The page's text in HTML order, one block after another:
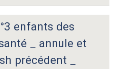
enfants des
_ annule et
précédent _